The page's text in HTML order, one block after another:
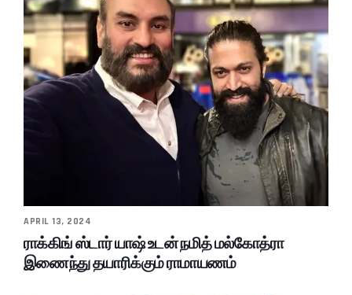
APRIL 13, 2024
ராக்கிங் ஸ்டார் யாஷ் உடன் நமித் மல்கோத்ரா
இணைந்து தயாரிக்கும் ராமாயணம்